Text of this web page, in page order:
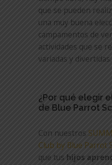
que se pueden
una muy buena
campamentos de
actividades que se
variadas y divertidas.
¿Por qué elegir
de Blue Parrot
Con nuestros
Club by Blue Parrot
que tus hijos